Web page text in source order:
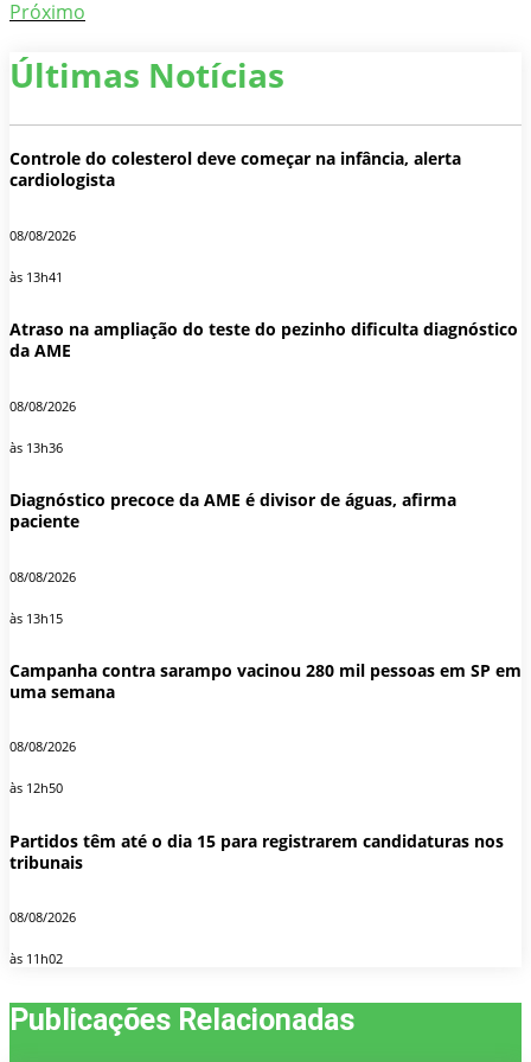
Próximo
Últimas Notícias
Controle do colesterol deve começar na infância, alerta
cardiologista
08/08/2026
às 13h41
Atraso na ampliação do teste do pezinho dificulta diagnóstico
da AME
08/08/2026
às 13h36
Diagnóstico precoce da AME é divisor de águas, afirma
paciente
08/08/2026
às 13h15
Campanha contra sarampo vacinou 280 mil pessoas em SP em
uma semana
08/08/2026
às 12h50
Partidos têm até o dia 15 para registrarem candidaturas nos
tribunais
08/08/2026
às 11h02
Publicações Relacionadas